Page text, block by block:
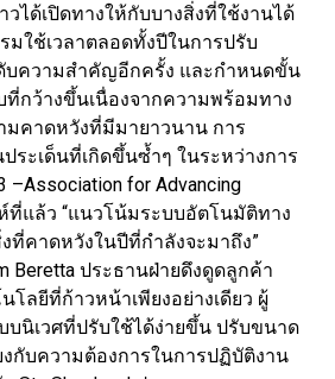
ได้เปิดทางให้กับบางสิ่งที่ใช้งานได้
มใช้เวลาตลอดทั้งปีในการปรับ
บความสำคัญอีกครั้ง และกำหนดขั้น
กว้างขึ้นเนื่องจากความพร้อมทาง
คาดหวังที่มีมายาวนาน การ
ระเด็นที่เกิดขึ้นซ้ำๆ ในระหว่างการ
for Advancing
ที่แล้ว “แนวโน้มระบบอัตโนมัติทาง
ที่คาดหวังในปีที่กำลังจะมาถึง”
Beretta ประธานฝ่ายดึงดูดลูกค้า
โลยีที่ก้าวหน้าเพียงอย่างเดียว ผู้
บนิเวศที่ปรับใช้ได้ง่ายขึ้น ปรับขนาด
กับความต้องการในการปฏิบัติงาน